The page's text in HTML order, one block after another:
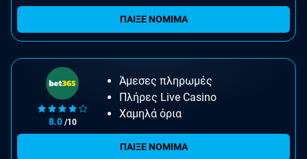
ΠΑΙΞΕ ΝΟΜΙΜΑ
8.0 /10
Άμεσες πληρωμές
Πλήρες Live Casino
Χαμηλά όρια
ΠΑΙΞΕ ΝΟΜΙΜΑ